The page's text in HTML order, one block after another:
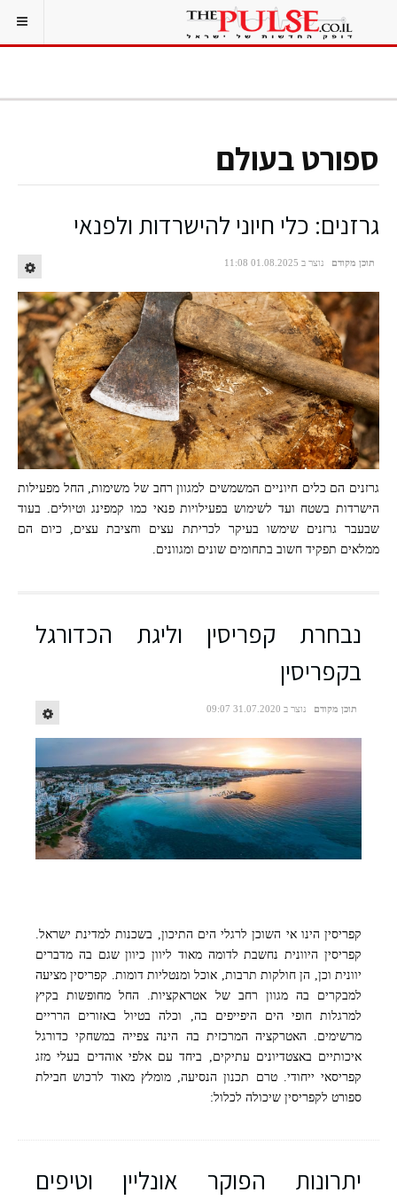
ספורט בעולם
גרזנים: כלי חיוני להישרדות ולפנאי
תוכן מקודם נוצר ב 01.08.2025 11:08
גרזנים הם כלים חיוניים המשמשים למגוון רחב של משימות, החל מפעילות
הישרדות בשטח ועד לשימוש בפעילויות פנאי כמו קמפינג וטיולים. בעוד
שבעבר גרזנים שימשו בעיקר לכריתת עצים וחציבת עצים, כיום הם
ממלאים תפקיד חשוב בתחומים שונים ומגוונים.
נבחרת קפריסין וליגת הכדורגל
בקפריסין
תוכן מקודם נוצר ב 31.07.2020 09:07
קפריסין הינו אי השוכן לרגלי הים התיכון, בשכנות למדינת ישראל.
קפריסין היוונית נחשבת לדומה מאוד ליוון כיוון שגם בה מדברים
יוונית וכן, הן חולקות תרבות, אוכל ומנטליות דומות. קפריסין מציעה
למבקרים בה מגוון רחב של אטראקציות. החל מחופשות בקיץ
למרגלות חופי הים היפייפים בה, וכלה בטיול באזורים הרריים
מרשימים. האטרקציה המרכזית בה הינה צפייה במשחקי כדורגל
איכותיים באצטדיונים עתיקים, ביחד עם אלפי אוהדים בעלי מזג
קפריסאי ייחודי. טרם תכנון הנסיעה, מומלץ מאוד לרכוש חבילת
ספורט לקפריסין שיכולה לכלול:
יתרונות הפוקר אונליין וטיפים